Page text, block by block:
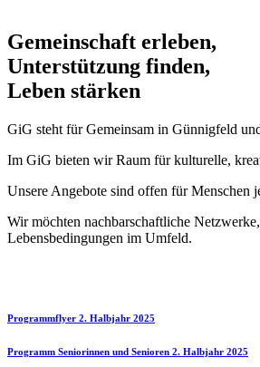
Gemeinschaft erleben,
Unterstützung finden,
Leben stärken
GiG steht für Gemeinsam in Günnigfeld
Im GiG bieten wir Raum für kulturelle,
Unsere Angebote sind offen für Menschen
Wir möchten nachbarschaftliche
Lebensbedingungen im Umfeld.
Programmflyer 2. Halbjahr 2025
Programm Seniorinnen und Senioren 2. Halbjahr 2025